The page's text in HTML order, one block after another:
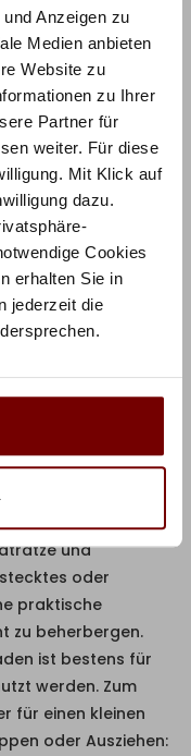
Anzeigen zu
Medien anbieten
Website zu
zu Ihrer
Partner für
weiter. Für diese
Mit Klick auf
dazu.
Cookies
erhalten Sie in
jederzeit die
Schlaf für
eine
nur das Beste
stellt sich
Schlafplatz.
und
oder
praktische
zu beherbergen.
ist bestens für
werden. Zum
für einen kleinen
oder Ausziehen: